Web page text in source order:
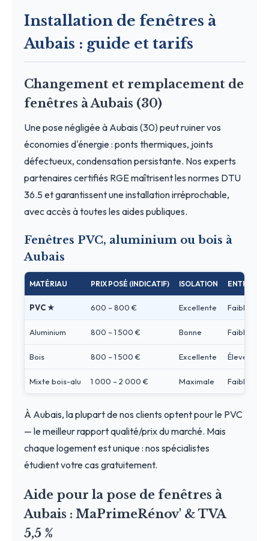
Installation de fenêtres à
Aubais : guide et tarifs
Changement et remplacement de
fenêtres à Aubais (30)
Une pose négligée à Aubais (30) peut ruiner vos
économies d'énergie : ponts thermiques, joints
défectueux, condensation persistante. Nos experts
partenaires certifiés RGE maîtrisent les normes DTU
36.5 et garantissent une installation irréprochable,
avec accès à toutes les aides publiques.
Fenêtres PVC, aluminium ou bois à
Aubais
MATÉRIAU PRIX POSÉ (INDICATIF) ISOLATION ENTRETIEN
PVC ★ 600 – 800 € Excellente Faible
Aluminium 800 – 1 500 € Bonne Faible
Bois 800 – 1 500 € Excellente Élevé
Mixte bois-alu 1 000 – 2 000 € Maximale Faible
À Aubais, la plupart de nos clients optent pour le PVC
— le meilleur rapport qualité/prix du marché. Mais
chaque logement est unique : nos spécialistes
étudient votre cas gratuitement.
Aide pour la pose de fenêtres à
Aubais : MaPrimeRénov' & TVA
5,5 %